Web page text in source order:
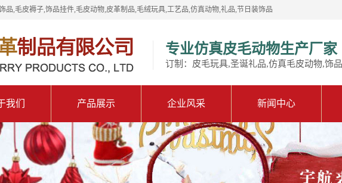
品,毛皮褥子,饰品挂件,毛皮动物,皮革制品,毛绒玩具,工艺品,仿真动物,礼品,节日装饰品
专业仿真皮毛动物生产厂家
订制：皮毛玩具,圣诞礼品,仿真毛皮动物,饰
我们 产品展示 企业风采 新闻中心